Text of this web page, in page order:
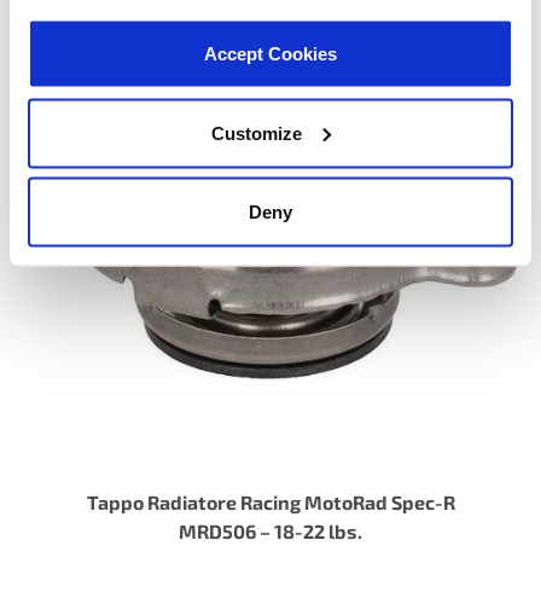
Accept Cookies
Customize
Deny
Tappo Radiatore Racing MotoRad Spec-R
MRD506 – 18-22 lbs.